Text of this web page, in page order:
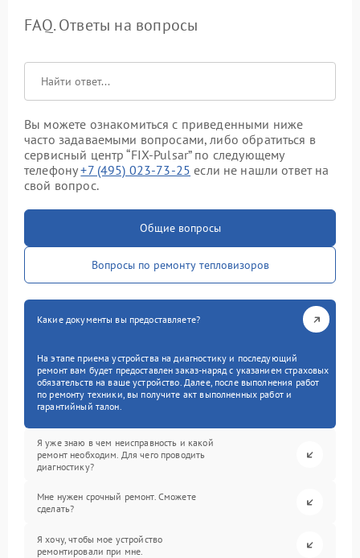
FAQ. Ответы на вопросы
Вы можете ознакомиться с приведенными ниже
часто задаваемыми вопросами, либо обратиться в
сервисный центр “FIX-Pulsar” по следующему
телефону+7 (495) 023-73-25 если не нашли ответ на
свой вопрос.
Общие вопросы
Вопросы по ремонту тепловизоров
Какие документы вы предоставляете?
На этапе приема устройства на диагностику и последующий
ремонт вам будет предоставлен заказ-наряд с указанием страховых
обязательств на ваше устройство. Далее, после выполнения работ
по ремонту техники, вы получите акт выполненных работ и
гарантийный талон.
Я уже знаю в чем неисправность и какой
ремонт необходим. Для чего проводить
диагностику?
Мне нужен срочный ремонт. Сможете
сделать?
Я хочу, чтобы мое устройство
ремонтировали при мне.